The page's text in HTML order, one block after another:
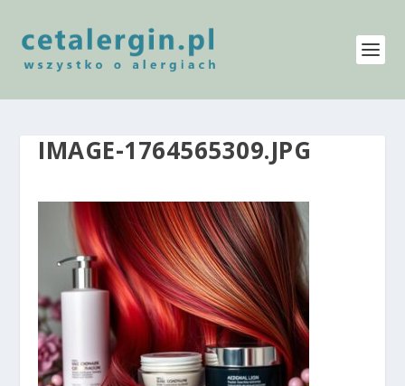
IMAGE-1764565309.JPG